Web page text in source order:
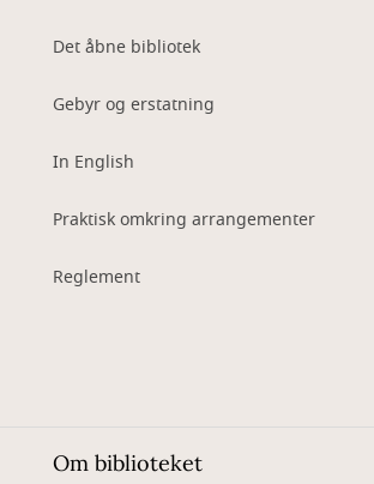
Det åbne bibliotek
Gebyr og erstatning
In English
Praktisk omkring arrangementer
Reglement
Om biblioteket